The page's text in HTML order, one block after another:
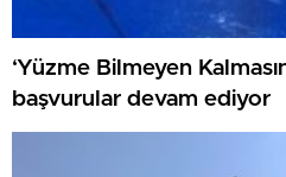
‘Yüzme Bilmeyen
başvurular devam ediyor